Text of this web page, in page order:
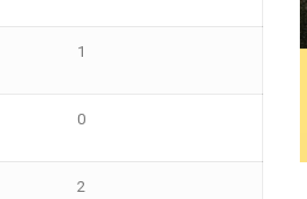
1
0
2